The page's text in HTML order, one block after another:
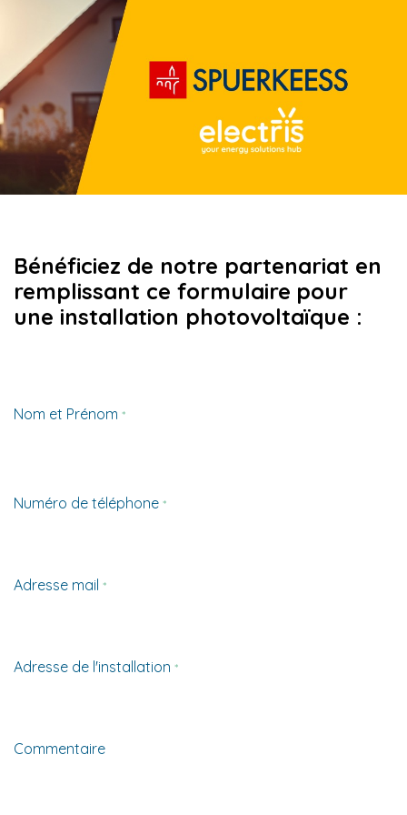
Se rendre au contenu
Bénéficiez de notre partenariat en
remplissant ce formulaire pour
une installation photovoltaïque :
Nom et Prénom *
Numéro de téléphone *
Adresse mail *
Adresse de l'installation *
Commentaire